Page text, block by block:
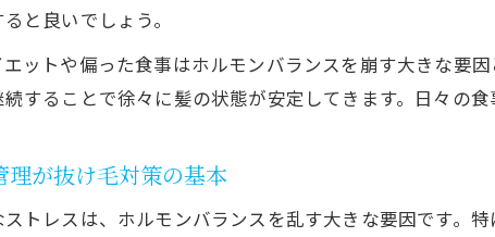
と良いでしょう。
ットや偏った食事はホルモンバランスを崩す大きな要
することで徐々に髪の状態が安定してきます。日々の
理が抜け毛対策の基本
トレスは、ホルモンバランスを乱す大きな要因です。